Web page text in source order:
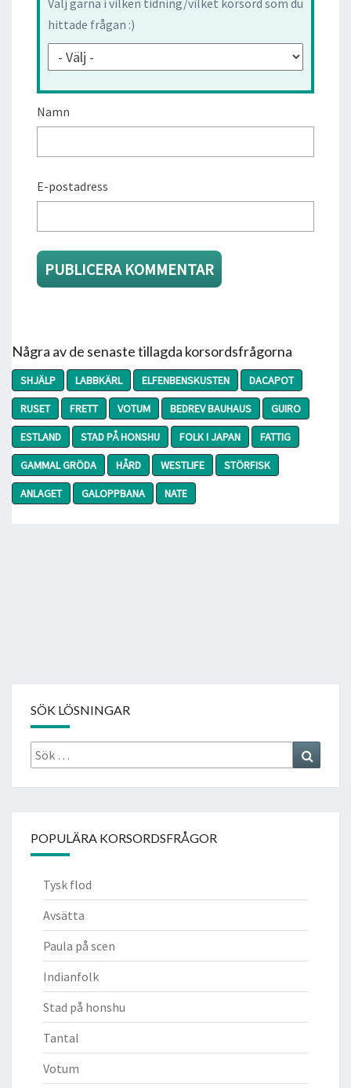
hittade frågan :)
Namn
E-postadress
Några av de senaste tillagda korsordsfrågorna
SHJÄLP LABBKÄRL ELFENBENSKUSTEN
DACAPOT
RUSET
FRETT VOTUM BEDREV BAUHAUS
GUIRO
ESTLAND
STAD PÅ HONSHU FOLK I JAPAN
FATTIG
GAMMAL GRÖDA
HÅRD WESTLIFE
STÖRFISK
ANLAGET
GALOPPBANA NATE
SÖK LÖSNINGAR
Sök
efter:
POPULÄRA KORSORDSFRÅGOR
Tysk flod
Avsätta
Paula på scen
Indianfolk
Stad på honshu
Tantal
Votum